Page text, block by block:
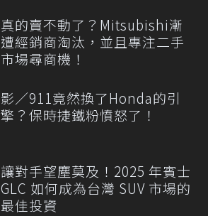
真的賣不動了？Mitsubishi漸
遭經銷商淘汰，並且專注二手
市場尋商機！
影／911竟然換了Honda的引
擎？保時捷鐵粉憤怒了！
讓對手望塵莫及！2025 年賓士
GLC 如何成為台灣 SUV 市場的
最佳投資